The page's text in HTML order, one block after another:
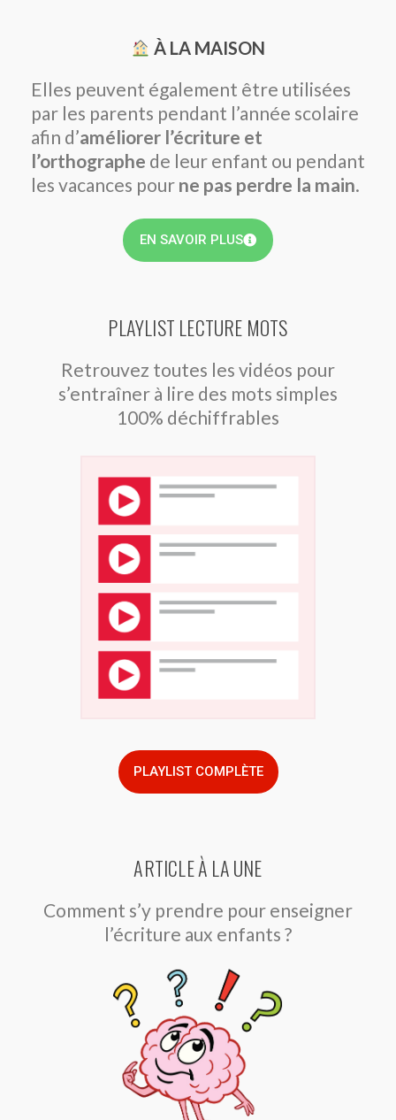
À LA MAISON
Elles peuvent également être utilisées
par les parents pendant l’année scolaire
afin d’améliorer l’écriture et
l’orthographe de leur enfant ou pendant
les vacances pour ne pas perdre la main.
EN SAVOIR PLUS
PLAYLIST LECTURE MOTS
Retrouvez toutes les vidéos pour
s’entraîner à lire des mots simples
100% déchiffrables
PLAYLIST COMPLÈTE
ARTICLE À LA UNE
Comment s’y prendre pour enseigner
l’écriture aux enfants ?